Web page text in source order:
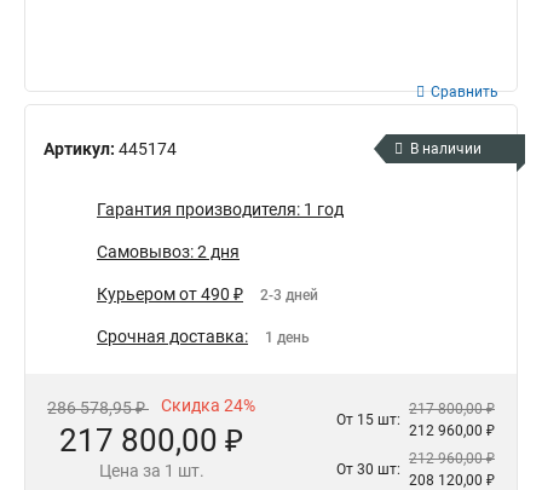
Артикул: 445174
Сравнить
В наличии
Гарантия производителя: 1 год
Самовывоз: 2 дня
Курьером от 490 ₽ 2-3 дней
Срочная доставка: 1 день
286 578,95 ₽ Скидка 24%
217 800,00 ₽
Цена за 1 шт.
От 15 шт:
217 800,00 ₽
212 960,00 ₽
От 30 шт:
212 960,00 ₽
208 120,00 ₽